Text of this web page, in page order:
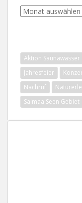
Archive
Aktion Saunawasser
Jahresfeier
Nachruf
Saimaa Seen Gebiet